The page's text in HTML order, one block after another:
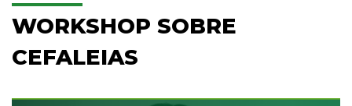
WORKSHOP SOBRE
CEFALEIAS